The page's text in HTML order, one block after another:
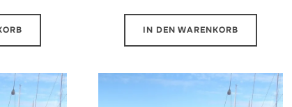
IN DEN WARENKORB